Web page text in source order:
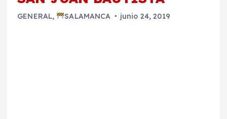
GENERAL, SALAMANCA junio 24, 2019